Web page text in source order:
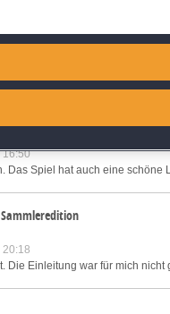
Und irrsinnig
16:50
Das Spiel hat auch eine
20:18
Die Einleitung war für mich
Save and communicate